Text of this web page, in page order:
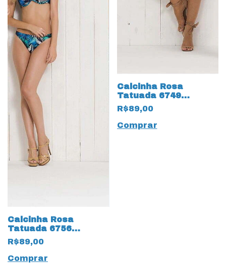
Calcinha Rosa
Tatuada 6756
Estampada
R$89,00
Comprar
Calcinha Rosa
Tatuada 6749
Estampada
R$89,00
Comprar